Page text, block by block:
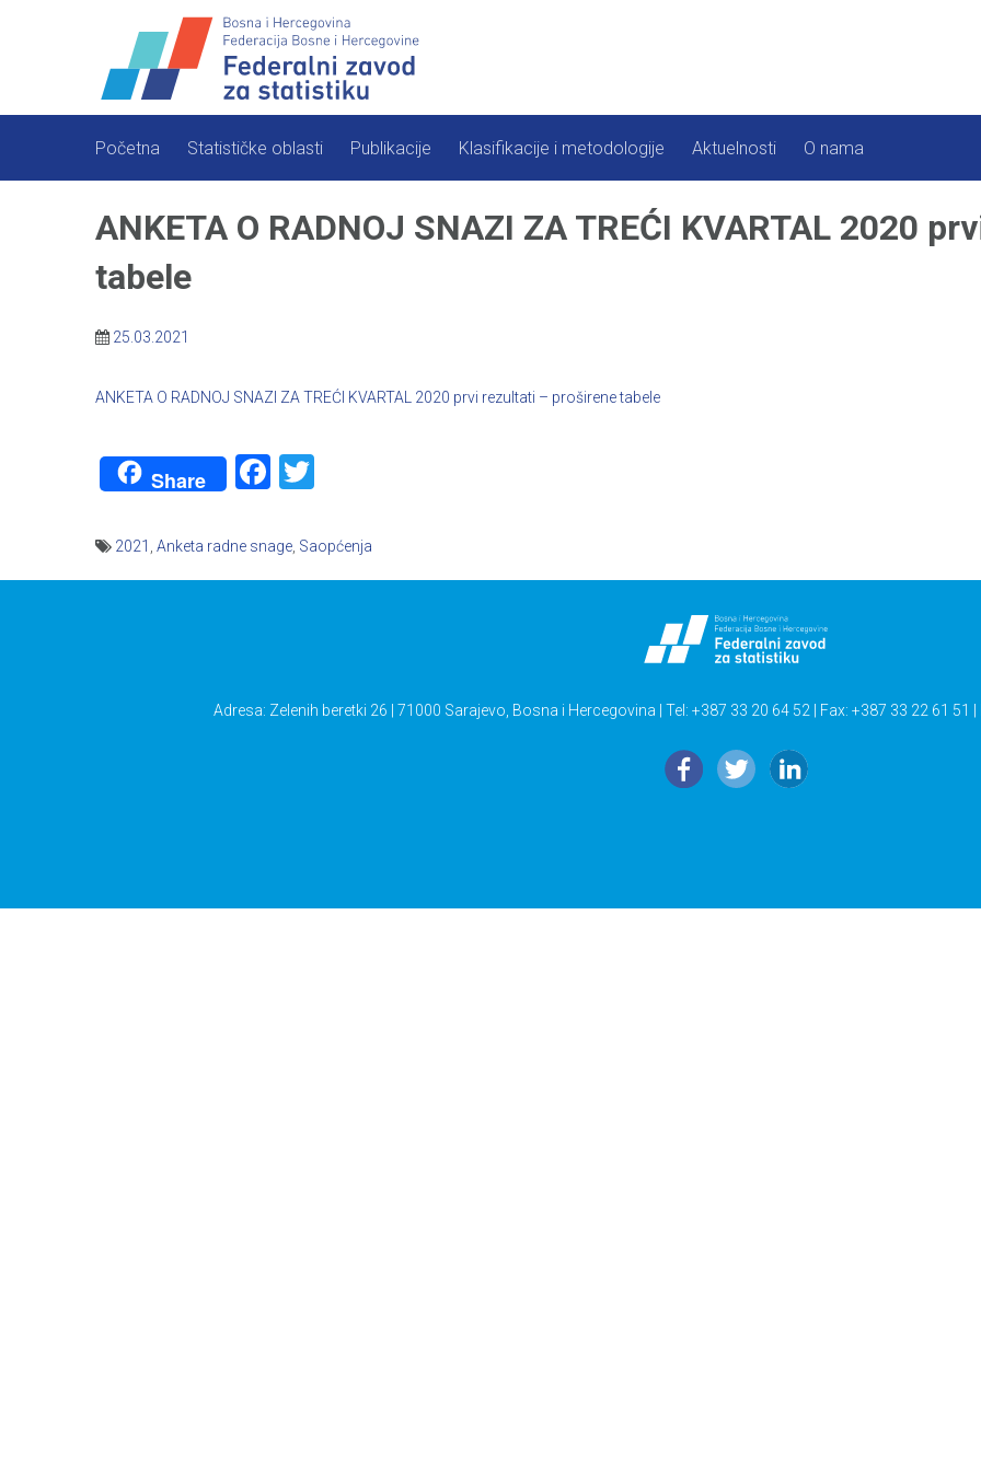
Početna Statističke oblasti Publikacije Klasifikacije i metodologije Aktuelnosti O nama
ANKETA O RADNOJ SNAZI ZA TREĆI KVARTAL 2020
tabele
25.03.2021
ANKETA O RADNOJ SNAZI ZA TREĆI KVARTAL 2020 prvi rezultati – proširene tabele
Share Facebook
2021 Anketa radne snage Saopćenja
Adresa: Zelenih beretki 26 | 71000 Sarajevo, Bosna i Hercegovina | Tel: +387 33 20 64 52 | Fax: +387 33 22 61 51 |